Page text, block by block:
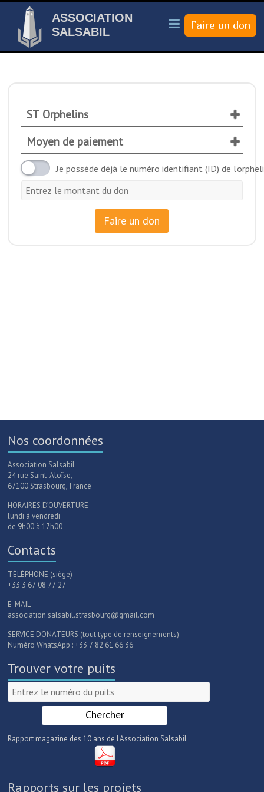
ASSOCIATION
SALSABIL
ST Orphelins
Moyen de paiement
Je possède déjà le numéro identifiant (ID) de
Nos coordonnées
Association Salsabil
24 rue Saint-Aloïse,
67100 Strasbourg, France
HORAIRES D’OUVERTURE
lundi à vendredi
de 9h00 à 17h00
Contacts
TÉLÉPHONE (siège)
+33 3 67 08 77 27
E-MAIL
association.salsabil.strasbourg@gmail.com
SERVICE DONATEURS (tout type de renseignements)
Numéro WhatsApp : +33 7 82 61 66 36
Trouver votre puits
Rapport magazine des 10 ans de L'Association Salsabil
Rapports sur les projets